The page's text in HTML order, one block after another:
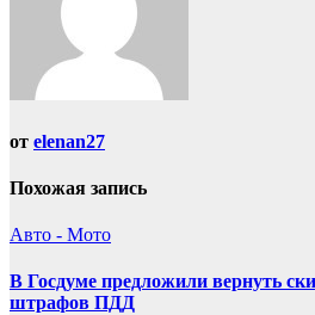
от elenan27
Похожая запись
Авто - Мото
В Госдуме предложили вернуть
штрафов ПДД